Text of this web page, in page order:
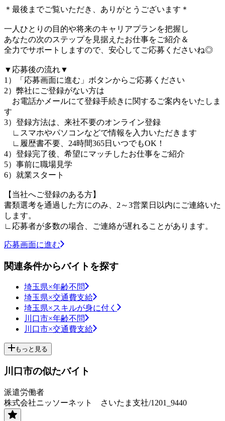
＊最後までご覧いただき、ありがとうございます＊
一人ひとりの目的や将来のキャリアプランを把握し
あなたの次のステップを見据えたお仕事をご紹介＆
全力でサポートしますので、安心してご応募くださいね◎
▼応募後の流れ▼
1）「応募画面に進む」ボタンからご応募ください
2）弊社にご登録がない方は
お電話かメールにて登録手続きに関するご案内をいたしま
す
3）登録方法は、来社不要のオンライン登録
∟スマホやパソコンなどで情報を入力いただきます
∟履歴書不要、24時間365日いつでもOK！
4）登録完了後、希望にマッチしたお仕事をご紹介
5）事前に職場見学
6）就業スタート
【当社へご登録のある方】
書類選考を通過した方にのみ、2～3営業日以内にご連絡いた
します。
∟応募者が多数の場合、ご連絡が遅れることがあります。
応募画面に進む
関連条件からバイトを探す
埼玉県×年齢不問
埼玉県×交通費支給
埼玉県×スキルが身に付く
川口市×年齢不問
川口市×交通費支給
もっと見る
川口市の似たバイト
派遣労働者
株式会社ニッソーネット さいたま支社/1201_9440